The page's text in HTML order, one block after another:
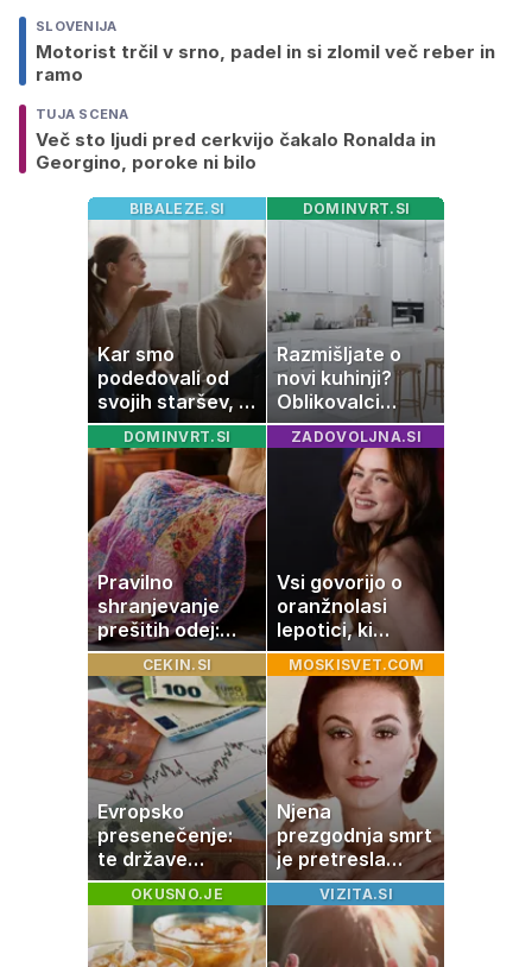
SLOVENIJA
Motorist trčil v srno, padel in si zlomil več reber in
ramo
TUJA SCENA
Več sto ljudi pred cerkvijo čakalo Ronalda in
Georgino, poroke ni bilo
BIBALEZE.SI
Kar smo
podedovali od
svojih staršev, ni
nujno naša
usoda
DOMINVRT.SI
Razmišljate o
novi kuhinji?
Oblikovalci
opozarjajo, da te
barve izgubljajo
priljubljenost
DOMINVRT.SI
Pravilno
shranjevanje
prešitih odej:
Kako ohraniti
družinsko
dediščino
ZADOVOLJNA.SI
Vsi govorijo o
oranžnolasi
lepotici, ki
navdušuje s
skrivnostno
vlogo
CEKIN.SI
Evropsko
presenečenje:
te države
rastejo hitreje
od Nemčije,
nekatere celo
večkrat hitreje
MOSKISVET.COM
Njena
prezgodnja smrt
je pretresla
modni svet: za
slavo se je
skrivala
tragedija
OKUSNO.JE VIZITA.SI